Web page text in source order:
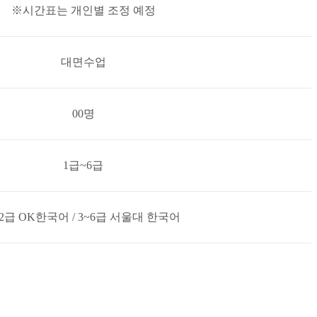
※시간표는 개인별 조정 예정
대면수업
00명
1급~6급
급 OK한국어 / 3~6급 서울대 한국어